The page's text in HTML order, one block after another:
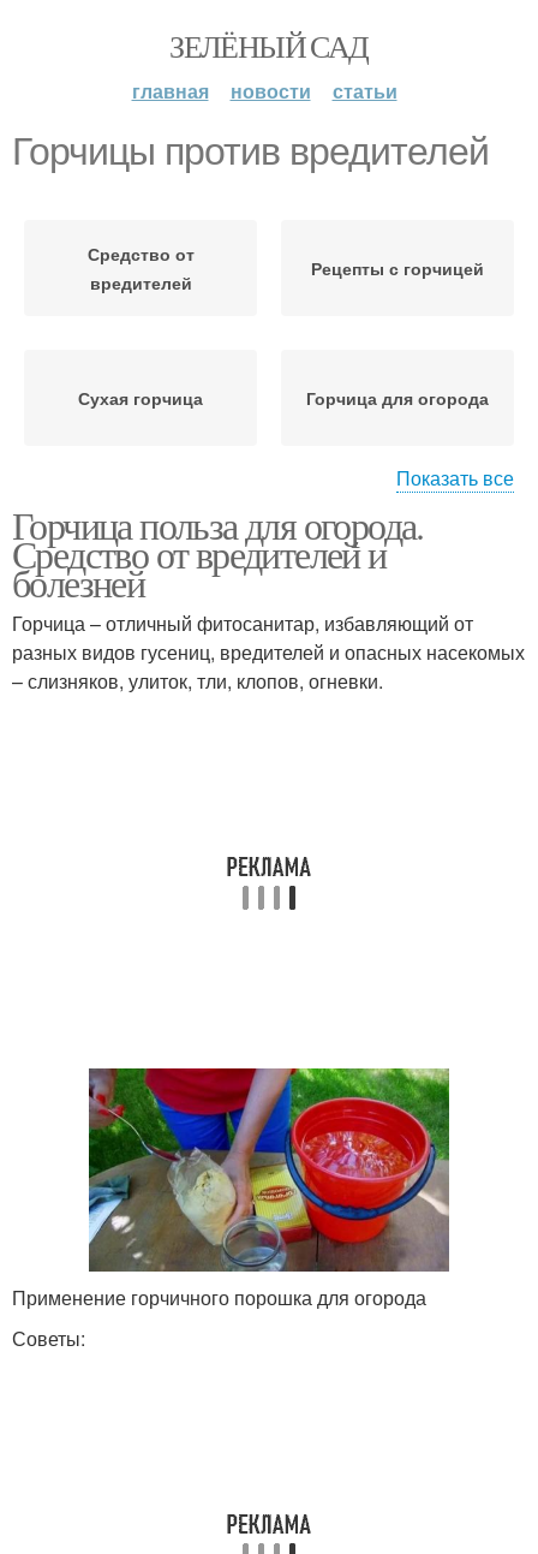
ЗЕЛЁНЫЙ САД
главная новости статьи
Горчицы против вредителей
Средство от
вредителей
Рецепты с горчицей
Сухая горчица Горчица для огорода
Огород от вредителей
использовании
Белая горчица Защита от вредителей
Показать все
Горчица польза для огорода.
Средство от вредителей и
болезней
Горчица – отличный фитосанитар, избавляющий от
разных видов гусениц, вредителей и опасных насекомых
– слизняков, улиток, тли, клопов, огневки.
Применение горчичного порошка для огорода
Советы: